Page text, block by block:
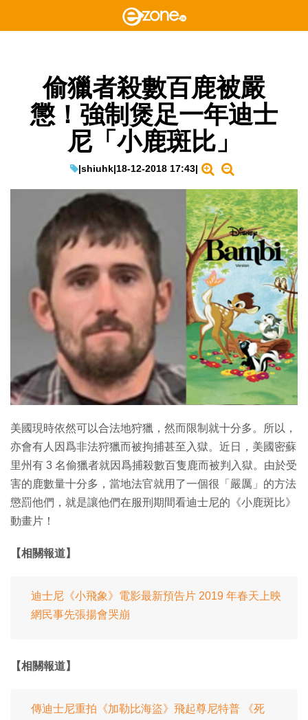
偷獵者殺數百鹿被嚴
懲！強制煲足一年迪士
尼「小鹿斑比」
|shiuhk|18-12-2018 17:43|
美國現時依然可以合法地狩獵，然而限制就十分多。所以，
亦會有人因爲非法狩獵而被拘捕甚至入獄。近日，美國密蘇
里州有 3 名偷獵者就因爲捕殺數百隻鹿而被判入獄。由於受
害的鹿數量十分多，當地法官就用了一個很「嚴厲」的方法
懲罰他們，就是讓他們在服刑期間看迪士尼的《小鹿斑比》
動畫片！
【相關報道】
迪士尼《小飛象》電影最新預告片 2019 年春天上映
網民事先張揚會哭崩
【相關報道】
傳迪士尼重拍《加勒比海盜》飛起尊尼特普 《死